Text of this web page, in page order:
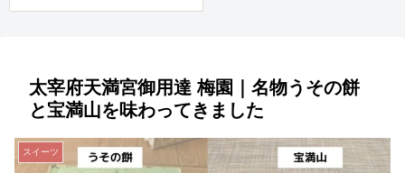
太宰府天満宮御用達 梅園｜名物うその餅
と宝満山を味わってきました
スイーツ